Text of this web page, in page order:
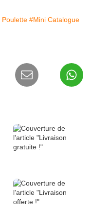
Poulette #Mini Catalogue